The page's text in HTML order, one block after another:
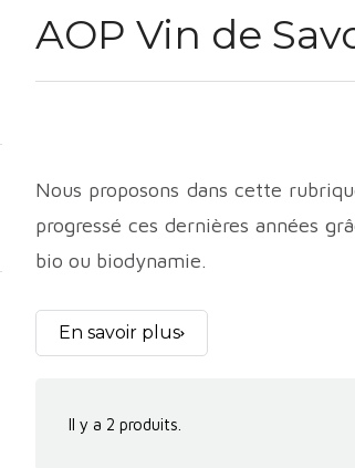
AOP Vin de
Nous proposons dans cette
progressé ces dernières années
bio ou biodynamie.
genre.
En savoir plus
Il y a 2 produits.